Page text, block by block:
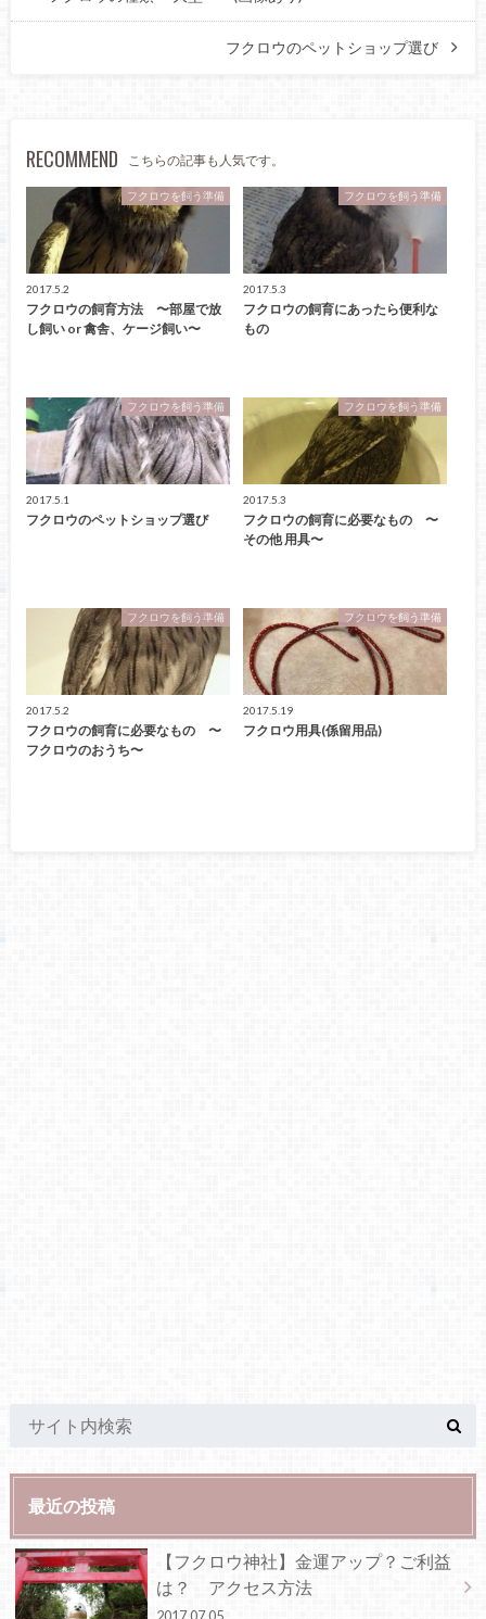
フクロウのペットショップ選び
RECOMMEND こちらの記事も人気です。
フクロウを飼う準備
2017.5.2
フクロウの飼育方法 〜部屋で放
し飼い or 禽舎、ケージ飼い〜
フクロウを飼う準備
2017.5.3
フクロウの飼育にあったら便利な
もの
フクロウを飼う準備
2017.5.1
フクロウのペットショップ選び
フクロウを飼う準備
2017.5.3
フクロウの飼育に必要なもの 〜
その他 用具〜
フクロウを飼う準備
2017.5.2
フクロウの飼育に必要なもの 〜
フクロウのおうち〜
フクロウを飼う準備
2017.5.19
フクロウ用具(係留用品)
最近の投稿
【フクロウ神社】金運アップ？ご利益
は？ アクセス方法